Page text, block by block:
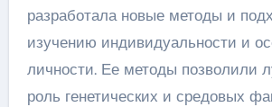
разработала новые методы и
изучению индивидуальности и
личности. Ее методы позволили
роль генетических и средовых